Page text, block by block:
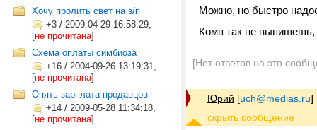
Хочу пролить свет на з/п
+3 / 2009-04-29 16:58:29,
[не прочитана]
Схема оплаты симбиоза
+16 / 2004-09-26 13:19:31,
[не прочитана]
Опять зарплата продавцов
+14 / 2009-05-28 11:34:18,
[не прочитана]
Можно, но быстро
Комп так не выпишешь,
[Нет ответов на это
Юрий [uch@medias.ru]